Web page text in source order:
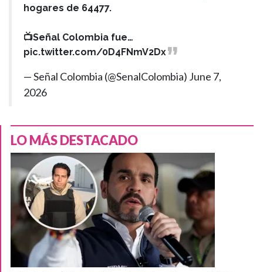
hogares de 64477.
📺Señal Colombia fue…
pic.twitter.com/0D4FNmV2Dx
— Señal Colombia (@SenalColombia) June 7,
2026
LO MÁS DESTACADO